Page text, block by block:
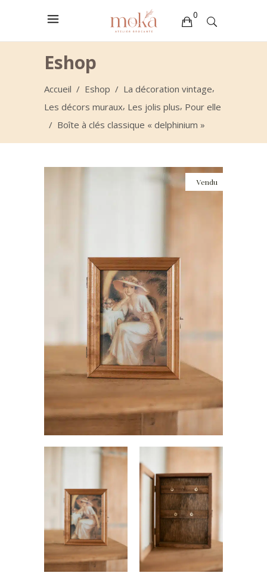
0
Eshop
Accueil / Eshop / La décoration vintage,
Les décors muraux, Les jolis plus, Pour elle
/ Boîte à clés classique « delphinium »
Vendu